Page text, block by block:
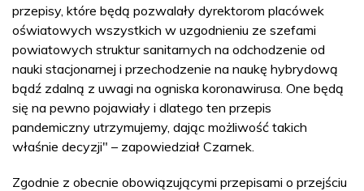
przepisy, które będą pozwalały dyrektorom placówek
oświatowych wszystkich w uzgodnieniu ze szefami
powiatowych struktur sanitarnych na odchodzenie od
nauki stacjonarnej i przechodzenie na naukę hybrydową
bądź zdalną z uwagi na ogniska koronawirusa. One będą
się na pewno pojawiały i dlatego ten przepis
pandemiczny utrzymujemy, dając możliwość takich
właśnie decyzji" – zapowiedział Czarnek.
Zgodnie z obecnie obowiązującymi przepisami o przejściu